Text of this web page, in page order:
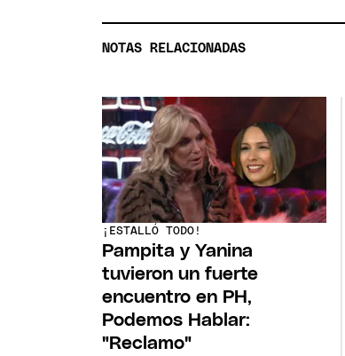
NOTAS RELACIONADAS
¡ESTALLÓ TODO!
Pampita y Yanina
tuvieron un fuerte
encuentro en PH,
Podemos Hablar:
"Reclamo"